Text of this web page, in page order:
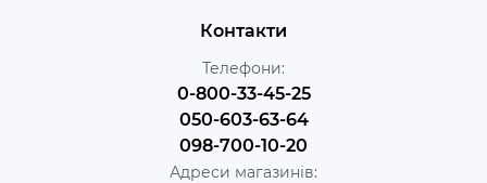
Контакти
Телефони:
0-800-33-45-25
050-603-63-64
098-700-10-20
Адреси магазинів: